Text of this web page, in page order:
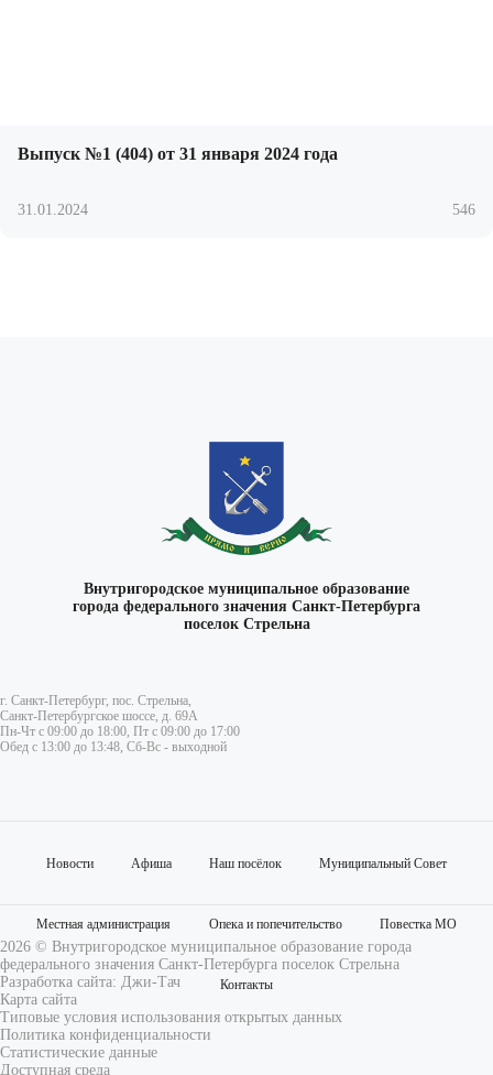
Выпуск №1 (404) от 31 января 2024 года
31.01.2024 546
Внутригородское муниципальное образование
города федерального значения Санкт-Петербурга
поселок Стрельна
г. Санкт-Петербург, пос. Стрельна,
Санкт-Петербургское шоссе, д. 69А
Пн-Чт с 09:00 до 18:00, Пт с 09:00 до 17:00
Обед с 13:00 до 13:48, Сб-Вс - выходной
Новости Афиша Наш посёлок Муниципальный Совет
Местная администрация Опека и попечительство Повестка МО
Контакты
2026 © Внутригородское муниципальное образование города
федерального значения Санкт-Петербурга поселок Стрельна
Разработка сайта: Джи-Тач
Карта сайта
Типовые условия использования открытых данных
Политика конфиденциальности
Статистические данные
Доступная среда